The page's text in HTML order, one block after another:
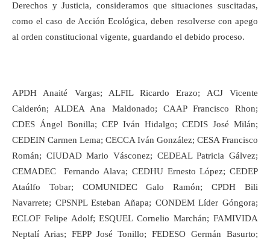
Derechos y Justicia, consideramos que situaciones suscitadas,
como el caso de Acción Ecológica, deben resolverse con apego
al orden constitucional vigente, guardando el debido proceso.
APDH Anaité Vargas; ALFIL Ricardo Erazo; ACJ Vicente
Calderón; ALDEA Ana Maldonado; CAAP Francisco Rhon;
CDES Ángel Bonilla; CEP Iván Hidalgo; CEDIS José Milán;
CEDEIN Carmen Lema; CECCA Iván González; CESA Francisco
Román; CIUDAD Mario Vásconez; CEDEAL Patricia Gálvez;
CEMADEC Fernando Alava; CEDHU Ernesto López; CEDEP
Ataúlfo Tobar; COMUNIDEC Galo Ramón; CPDH Bili
Navarrete; CPSNPL Esteban Añapa; CONDEM Líder Góngora;
ECLOF Felipe Adolf; ESQUEL Cornelio Marchán; FAMIVIDA
Neptalí Arias; FEPP José Tonillo; FEDESO Germán Basurto;